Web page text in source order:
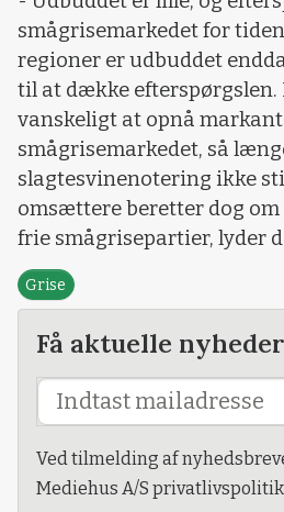
smågrisemarkedet for
regioner er udbuddet
til at dække efterspørgslen.
vanskeligt at opnå
smågrisemarkedet, så
slagtesvinenotering ikke
omsættere beretter dog
frie smågrisepartier, lyder
Grise
Få aktuelle
Ved tilmelding af
Mediehus A/S